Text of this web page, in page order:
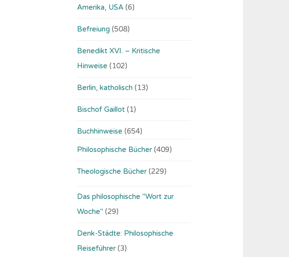
Amerika, USA (6)
Befreiung (508)
Benedikt XVI. – Kritische
Hinweise (102)
Berlin, katholisch (13)
Bischof Gaillot (1)
Buchhinweise (654)
Philosophische Bücher (409)
Theologische Bücher (229)
Das philosophische "Wort zur
Woche" (29)
Denk-Städte: Philosophische
Reiseführer (3)